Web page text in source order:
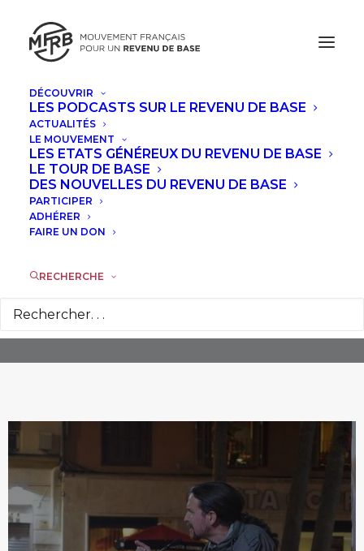
DÉCOUVRIR
LES PODCASTS SUR LE REVENU DE BASE
ACTUALITÉS
LE MOUVEMENT
LES ETATS GÉNÉREUX DU REVENU DE BASE
LE TOUR DE BASE
DES NOUVELLES DU REVENU DE BASE
PARTICIPER
ADHÉRER
FAIRE UN DON
RECHERCHE